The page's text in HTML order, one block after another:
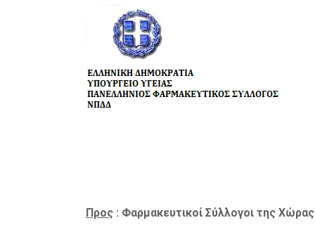
Προς : Φαρμακευτικοί Σύλλογοι της Χώρας